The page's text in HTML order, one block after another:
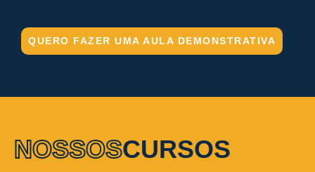
QUERO FAZER UMA AULA DEMONSTRATIVA
NOSSOSCURSOS